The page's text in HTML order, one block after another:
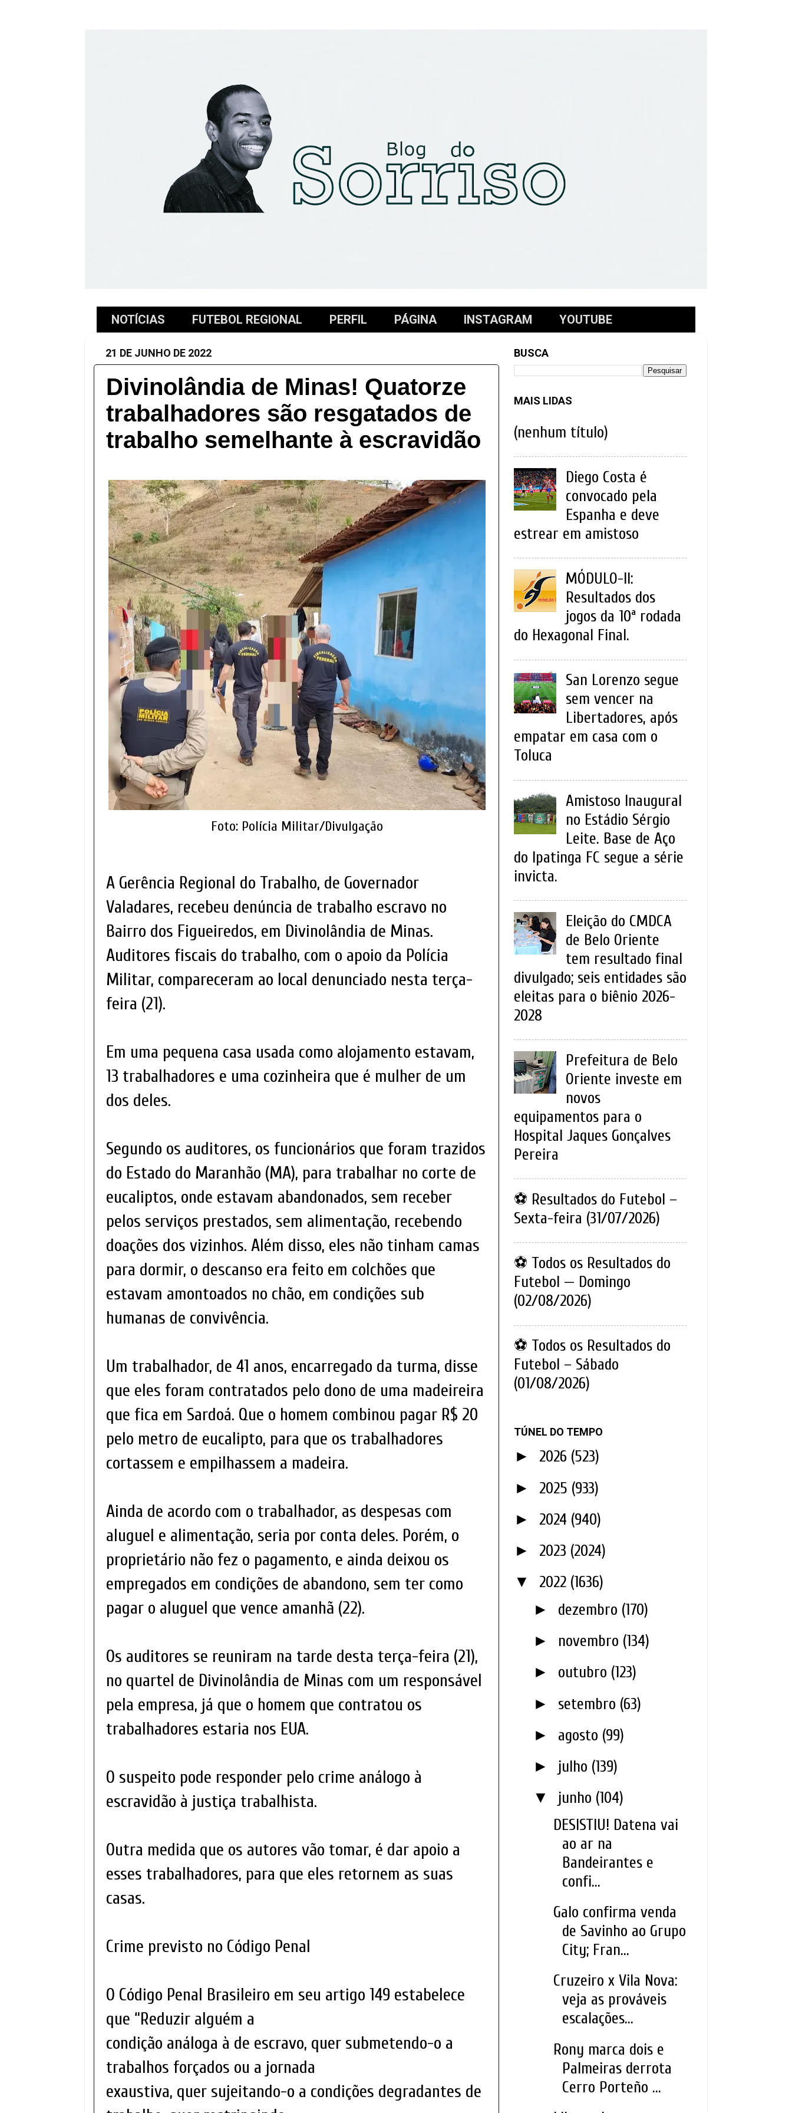
NOTÍCIAS FUTEBOL REGIONAL PERFIL PÁGINA INSTAGRAM YOUTUBE
21 DE JUNHO DE 2022
Divinolândia de Minas! Quatorze
trabalhadores são resgatados de
trabalho semelhante à escravidão
Foto: Polícia Militar/Divulgação
A Gerência Regional do Trabalho, de Governador
Valadares, recebeu denúncia de trabalho escravo no
Bairro dos Figueiredos, em Divinolândia de Minas.
Auditores fiscais do trabalho, com o apoio da Polícia
Militar, compareceram ao local denunciado nesta terça-
feira (21).
Em uma pequena casa usada como alojamento estavam,
13 trabalhadores e uma cozinheira que é mulher de um
dos deles.
Segundo os auditores, os funcionários que foram trazidos
do Estado do Maranhão (MA), para trabalhar no corte de
eucaliptos, onde estavam abandonados, sem receber
pelos serviços prestados, sem alimentação, recebendo
doações dos vizinhos. Além disso, eles não tinham camas
para dormir, o descanso era feito em colchões que
estavam amontoados no chão, em condições sub
humanas de convivência.
Um trabalhador, de 41 anos, encarregado da turma, disse
que eles foram contratados pelo dono de uma madeireira
que fica em Sardoá. Que o homem combinou pagar R$ 20
pelo metro de eucalipto, para que os trabalhadores
cortassem e empilhassem a madeira.
Ainda de acordo com o trabalhador, as despesas com
aluguel e alimentação, seria por conta deles. Porém, o
proprietário não fez o pagamento, e ainda deixou os
empregados em condições de abandono, sem ter como
pagar o aluguel que vence amanhã (22).
Os auditores se reuniram na tarde desta terça-feira (21),
no quartel de Divinolândia de Minas com um responsável
pela empresa, já que o homem que contratou os
trabalhadores estaria nos EUA.
O suspeito pode responder pelo crime análogo à
escravidão à justiça trabalhista.
Outra medida que os autores vão tomar, é dar apoio a
esses trabalhadores, para que eles retornem as suas
casas.
Crime previsto no Código Penal
O Código Penal Brasileiro em seu artigo 149 estabelece
que “Reduzir alguém a
condição análoga à de escravo, quer submetendo-o a
trabalhos forçados ou a jornada
exaustiva, quer sujeitando-o a condições degradantes de
BUSCA
MAIS LIDAS
(nenhum título)
Diego Costa é
convocado pela
Espanha e deve
estrear em amistoso
MÓDULO-II:
Resultados dos
jogos da 10ª rodada
do Hexagonal Final.
San Lorenzo segue
sem vencer na
Libertadores, após
empatar em casa com o
Toluca
Amistoso Inaugural
no Estádio Sérgio
Leite. Base de Aço
do Ipatinga FC segue a série
invicta.
Eleição do CMDCA
de Belo Oriente
tem resultado final
divulgado; seis entidades são
eleitas para o biênio 2026-
2028
Prefeitura de Belo
Oriente investe em
novos
equipamentos para o
Hospital Jaques Gonçalves
Pereira
⚽ Resultados do Futebol –
Sexta-feira (31/07/2026)
⚽ Todos os Resultados do
Futebol — Domingo
(02/08/2026)
⚽ Todos os Resultados do
Futebol – Sábado
(01/08/2026)
TÚNEL DO TEMPO
► 2026 (523)
► 2025 (933)
► 2024 (940)
► 2023 (2024)
▼ 2022 (1636)
► dezembro (170)
► novembro (134)
► outubro (123)
► setembro (63)
► agosto (99)
► julho (139)
▼ junho (104)
DESISTIU! Datena vai
ao ar na
Bandeirantes e
confi...
Galo confirma venda
de Savinho ao Grupo
City; Fran...
Cruzeiro x Vila Nova:
veja as prováveis
escalações...
Rony marca dois e
Palmeiras derrota
Cerro Porteño ...